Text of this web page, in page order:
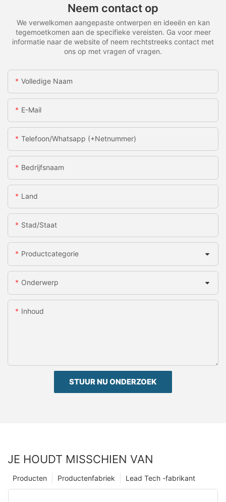
Neem contact op
We verwelkomen aangepaste ontwerpen en ideeën en kan
tegemoetkomen aan de specifieke vereisten. Ga voor meer
informatie naar de website of neem rechtstreeks contact met
ons op met vragen of vragen.
Volledige Naam
E-Mail
Telefoon/whatsapp (+netnummer)
Bedrijfsnaam
Land
Stad/staat
Productcategorie
Onderwerp
Inhoud
STUUR NU ONDERZOEK
JE HOUDT MISSCHIEN VAN
Lead Tech -fabrikant
Productenfabriek
Producten